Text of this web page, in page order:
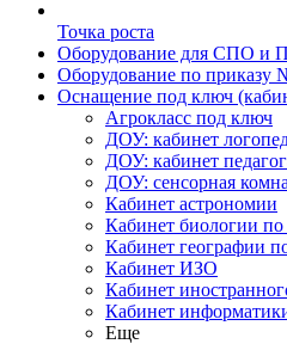
Точка роста
Оборудование для СПО и
Оборудование по приказу
Оснащение под ключ
Агрокласс под ключ
ДОУ: кабинет
ДОУ: кабинет
ДОУ: сенсорная
Кабинет астрономии
Кабинет биологии
Кабинет географии
Кабинет ИЗО
Кабинет
Кабинет
Еще